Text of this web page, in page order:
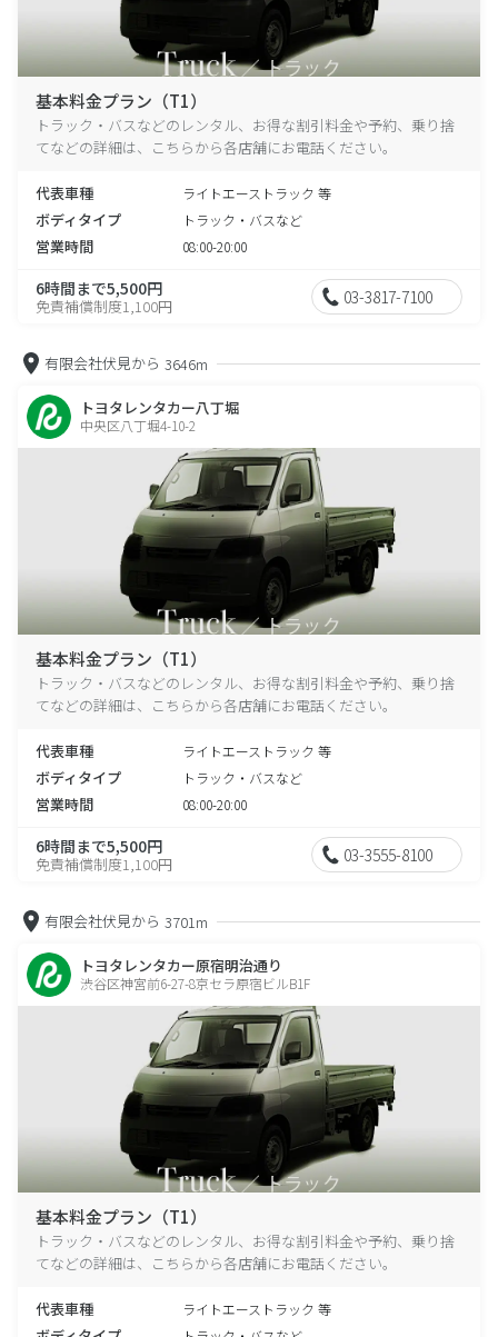
基本料金プラン（T1）
トラック・バスなどのレンタル、お得な割引料金や予約、乗り捨
てなどの詳細は、こちらから各店舗にお電話ください。
代表車種 ライトエーストラック 等
ボディタイプ トラック・バスなど
営業時間 08:00-20:00
6時間まで5,500円
免責補償制度1,100円 03-3817-7100
有限会社伏見から 3646m
トヨタレンタカー八丁堀
中央区八丁堀4-10-2
基本料金プラン（T1）
トラック・バスなどのレンタル、お得な割引料金や予約、乗り捨
てなどの詳細は、こちらから各店舗にお電話ください。
代表車種 ライトエーストラック 等
ボディタイプ トラック・バスなど
営業時間 08:00-20:00
6時間まで5,500円
免責補償制度1,100円 03-3555-8100
有限会社伏見から 3701m
トヨタレンタカー原宿明治通り
渋谷区神宮前6-27-8京セラ原宿ビルB1F
基本料金プラン（T1）
トラック・バスなどのレンタル、お得な割引料金や予約、乗り捨
てなどの詳細は、こちらから各店舗にお電話ください。
代表車種 ライトエーストラック 等